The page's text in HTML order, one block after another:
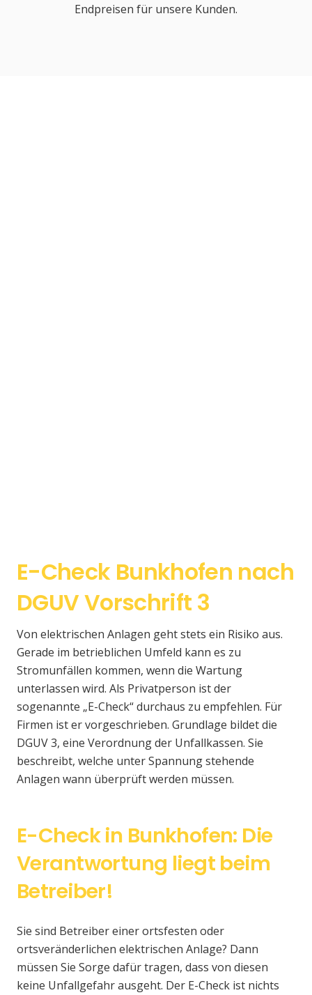
Endpreisen für unsere Kunden.
E-Check Bunkhofen nach
DGUV Vorschrift 3
Von elektrischen Anlagen geht stets ein Risiko aus.
Gerade im betrieblichen Umfeld kann es zu
Stromunfällen kommen, wenn die Wartung
unterlassen wird. Als Privatperson ist der
sogenannte „E-Check“ durchaus zu empfehlen. Für
Firmen ist er vorgeschrieben. Grundlage bildet die
DGUV 3, eine Verordnung der Unfallkassen. Sie
beschreibt, welche unter Spannung stehende
Anlagen wann überprüft werden müssen.
E-Check in Bunkhofen: Die
Verantwortung liegt beim
Betreiber!
Sie sind Betreiber einer ortsfesten oder
ortsveränderlichen elektrischen Anlage? Dann
müssen Sie Sorge dafür tragen, dass von diesen
keine Unfallgefahr ausgeht. Der E-Check ist nichts